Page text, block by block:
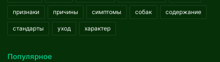
признаки причины симптомы собак содержание
стандарты уход характер
Популярное